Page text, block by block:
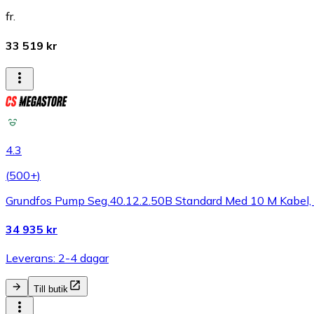
fr.
33 519 kr
4.3
(500+)
Grundfos Pump Seg.40.12.2.50B Standard Med 10 M
34 935 kr
Leverans: 2-4 dagar
Till butik